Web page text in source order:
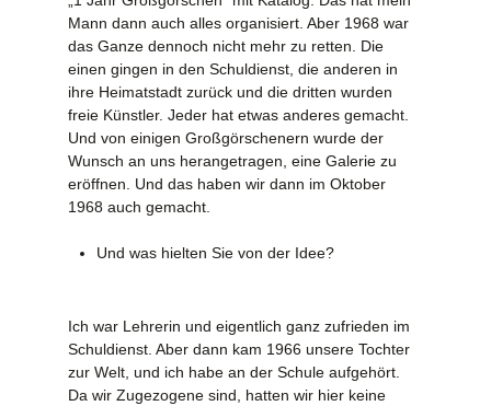
Mann dann auch alles organisiert. Aber 1968 war
das Ganze dennoch nicht mehr zu retten. Die
einen gingen in den Schuldienst, die anderen in
ihre Heimatstadt zurück und die dritten wurden
freie Künstler. Jeder hat etwas anderes gemacht.
Und von einigen Großgörschenern wurde der
Wunsch an uns herangetragen, eine Galerie zu
eröffnen. Und das haben wir dann im Oktober
1968 auch gemacht.
Und was hielten Sie von der Idee?
Ich war Lehrerin und eigentlich ganz zufrieden im
Schuldienst. Aber dann kam 1966 unsere Tochter
zur Welt, und ich habe an der Schule aufgehört.
Da wir Zugezogene sind, hatten wir hier keine